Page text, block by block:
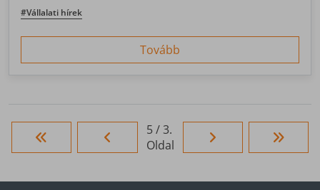
tükrében.
#Vállalati hírek
Tovább
5 / 3.
Oldal